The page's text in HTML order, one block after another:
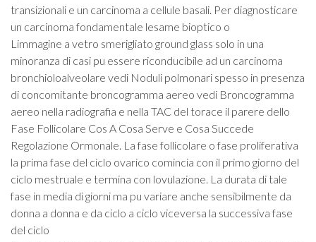
transizionali e un carcinoma a cellule basali. Per diagnosticare
un carcinoma fondamentale lesame bioptico o
Limmagine a vetro smerigliato ground glass solo in una
minoranza di casi pu essere riconducibile ad un carcinoma
bronchioloalveolare vedi Noduli polmonari spesso in presenza
di concomitante broncogramma aereo vedi Broncogramma
aereo nella radiografia e nella TAC del torace il parere dello
Fase Follicolare Cos A Cosa Serve e Cosa Succede
Regolazione Ormonale. La fase follicolare o fase proliferativa
la prima fase del ciclo ovarico comincia con il primo giorno del
ciclo mestruale e termina con lovulazione. La durata di tale
fase in media di giorni ma pu variare anche sensibilmente da
donna a donna e da ciclo a ciclo viceversa la successiva fase
del ciclo